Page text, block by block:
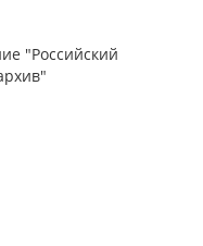
"Российский